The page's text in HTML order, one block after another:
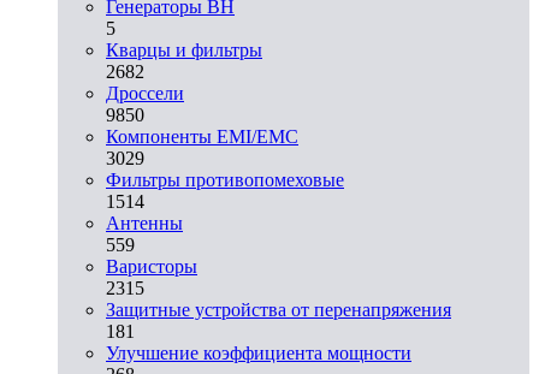
Генераторы ВН
5
Кварцы и фильтры
2682
Дроссели
9850
Компоненты EMI/EMC
3029
Фильтры противопомеховые
1514
Антенны
559
Варисторы
2315
Защитные устройства от перенапряжения
181
Улучшение коэффициента мощности